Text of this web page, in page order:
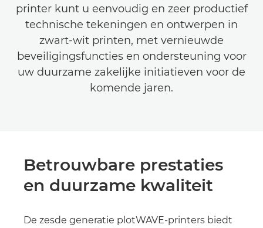
printer kunt u eenvoudig en zeer productief
technische tekeningen en ontwerpen in
zwart-wit printen, met vernieuwde
beveiligingsfuncties en ondersteuning voor
uw duurzame zakelijke initiatieven voor de
komende jaren.
Betrouwbare prestaties
en duurzame kwaliteit
De zesde generatie plotWAVE-printers biedt